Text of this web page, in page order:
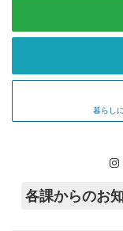
暮らし
各課からのお